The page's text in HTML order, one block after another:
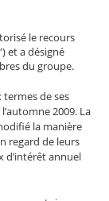
le recours
et a désigné
du groupe.
termes de ses
2009. La
la manière
regard de leurs
d’intérêt annuel